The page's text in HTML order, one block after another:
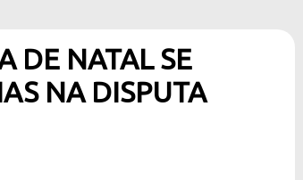
DE NATAL SE
NA DISPUTA